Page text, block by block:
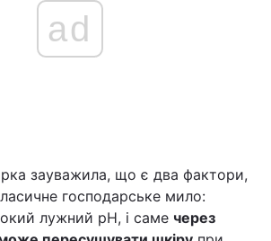
ad
зауважила, що є два фактори,
господарське мило:
лужний рН, і саме через